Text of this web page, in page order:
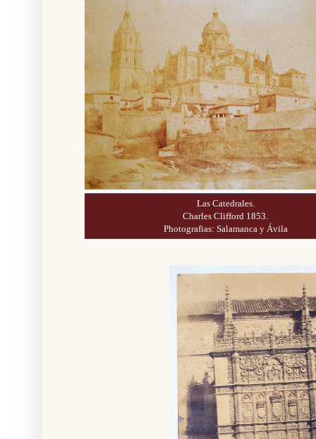
Las Catedrales.
Charles Clifford 1853.
Photografias: Salamanca y Ávila